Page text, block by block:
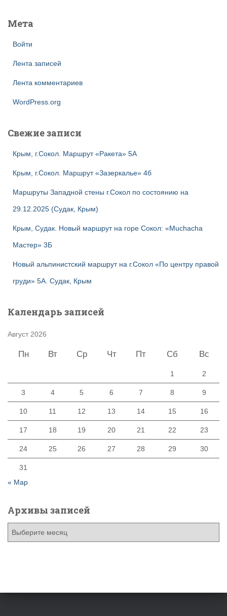
Мета
Войти
Лента записей
Лента комментариев
WordPress.org
Свежие записи
Крым, г.Сокол. Маршрут «Ракета» 5А
Крым, г.Сокол. Маршрут «Зазеркалье» 4б
Маршруты Западной стены г.Сокол по состоянию на
29.12.2025 (Судак, Крым)
Крым, Судак. Новый маршрут на горе Сокол: «Muchacha
Мастер» 3Б
Новый альпинистский маршрут на г.Сокол «По центру правой
груди» 5А. Судак, Крым
Календарь записей
Август 2026
Пн Вт Ср Чт Пт Сб Вс
1 2
3 4 5 6 7 8 9
10 11 12 13 14 15 16
17 18 19 20 21 22 23
24 25 26 27 28 29 30
31
« Мар
Архивы записей
з